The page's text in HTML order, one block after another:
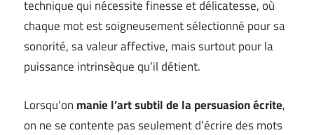
technique qui nécessite finesse et délicatesse, où
chaque mot est soigneusement sélectionné pour sa
sonorité, sa valeur affective, mais surtout pour la
puissance intrinsèque qu’il détient.
Lorsqu’on manie l’art subtil de la persuasion écrite,
on ne se contente pas seulement d’écrire des mots